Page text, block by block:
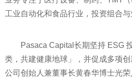
工业自动化和食品行业， 投资组合与
Pasaca Capital长期坚持 ESG
类，共建健康地球」，并促成多项
公司创始人兼董事长黄春华博士光荣